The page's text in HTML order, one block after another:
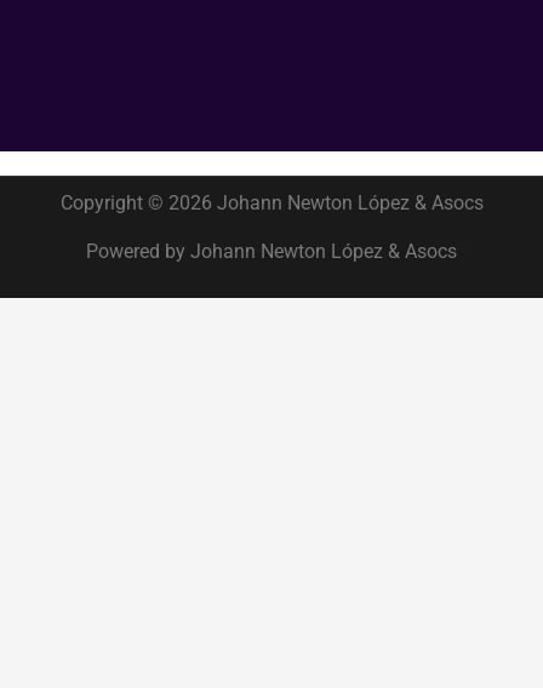
Copyright © 2026 Johann Newton López & Asocs
Powered by Johann Newton López & Asocs